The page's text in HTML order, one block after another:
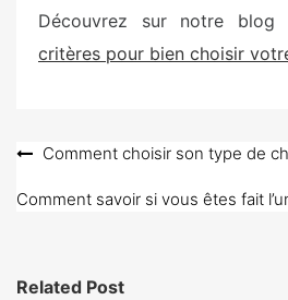
Découvrez sur notre
critères pour bien choisir
Navigation
de
Comment choisir son type de
Comment savoir si vous êtes fait
Related Post